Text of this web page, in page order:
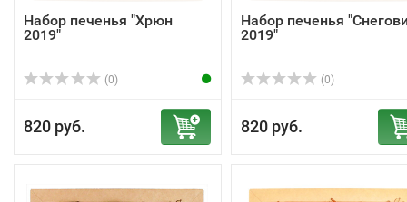
Набор печенья "Хрюн
2019"
(0)
820 руб.
Набор печенья
2019"
(0)
820 руб.